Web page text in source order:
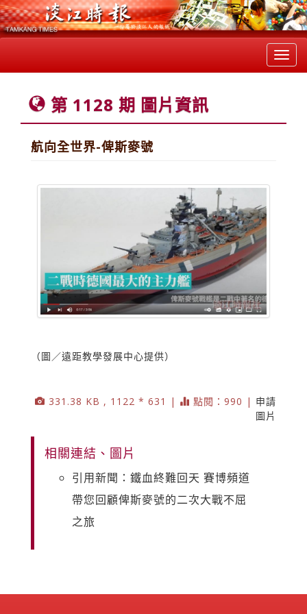
第 1128 期 圖片資訊
航向全世界-俾斯麥號
（圖／遠距教學發展中心提供）
331.38 KB , 1122 * 631 | 點閱：990 | 申請
圖片
相關連結、圖片
引用新聞：鐵血終難回天 賽博頻道
帶您回顧俾斯麥號的二次大戰不屈
之旅